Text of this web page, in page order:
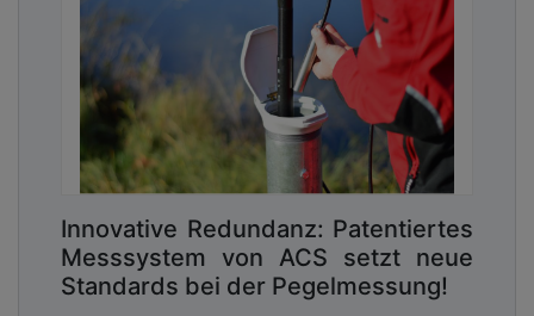
3. Integration statt Migration
Statt Daten in Plattformökosysteme zu verlagern,
Innovative Redundanz: Patentiertes
Messsystem von ACS setzt neue
Standards bei der Pegelmessung!